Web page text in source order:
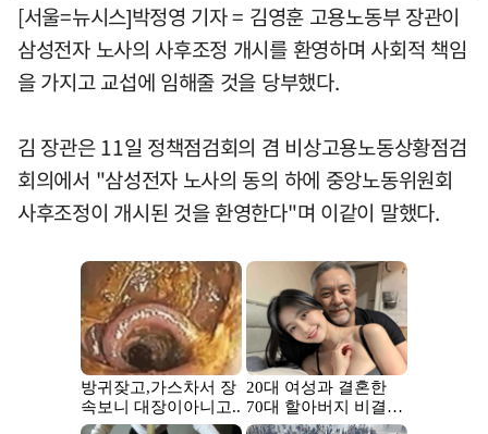
[서울=뉴시스]박정영 기자 = 김영훈 고용노동부 장관이
삼성전자 노사의 사후조정 개시를 환영하며 사회적 책임
을 가지고 교섭에 임해줄 것을 당부했다.
김 장관은 11일 정책점검회의 겸 비상고용노동상황점검
회의에서 "삼성전자 노사의 동의 하에 중앙노동위원회
사후조정이 개시된 것을 환영한다"며 이같이 말했다.